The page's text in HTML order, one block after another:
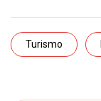
Turismo